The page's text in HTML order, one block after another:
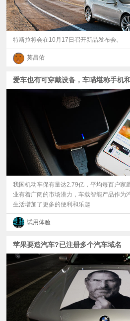
特斯拉将会在10月17日召开新品发布会。
莫昌佑
我国机动车保有量达2.79亿，平均每百户家
业有着广阔的市场潜力，车载智能产品作为
生活增加了更多的便利和乐趣
试用体验
苹果要造汽车?已注册多个汽车域名